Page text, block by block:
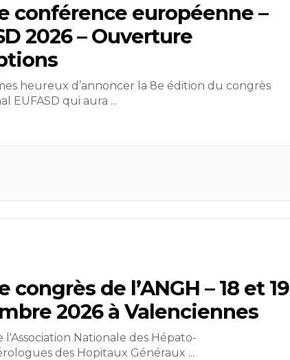
conférence européenne –
2026 – Ouverture
heureux d’annoncer la 8e édition du congrès
EUFASD qui aura ...
congrès de l’ANGH – 18 et 19
2026 à Valenciennes
l'Association Nationale des Hépato-
des Hopitaux Généraux ...